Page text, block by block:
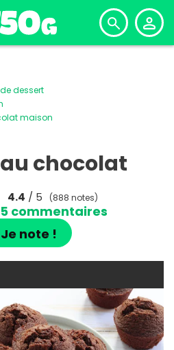
dessert
maison
chocolat
4.4 / 5 (888 notes)
commentaires
Je note !